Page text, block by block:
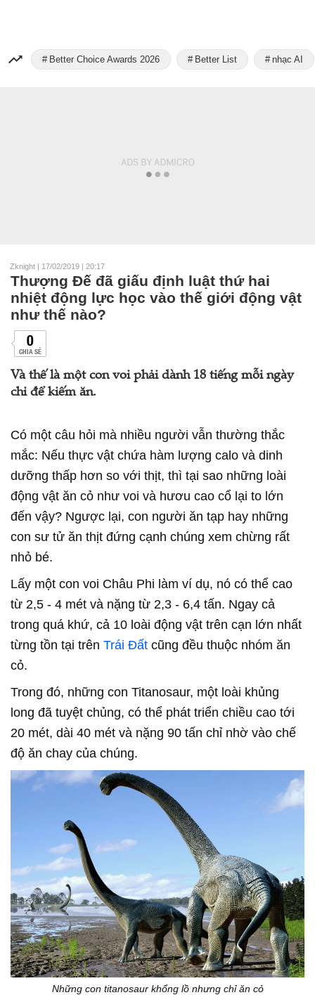
Better Choice Awards 2026 Better List nhạc AI
Zknight | 17/02/2019 | 20:17
Thượng Đế đã giấu định luật thứ hai
nhiệt động lực học vào thế giới động vật
như thế nào?
0
CHIA SẺ
Và thế là một con voi phải dành 18 tiếng mỗi ngày
chỉ để kiếm ăn.
Có một câu hỏi mà nhiều người vẫn thường thắc
mắc: Nếu thực vật chứa hàm lượng calo và dinh
dưỡng thấp hơn so với thịt, thì tại sao những loài
động vật ăn cỏ như voi và hươu cao cổ lại to lớn
đến vậy? Ngược lại, con người ăn tạp hay những
con sư tử ăn thịt đứng cạnh chúng xem chừng rất
nhỏ bé.
Lấy một con voi Châu Phi làm ví dụ, nó có thể cao
từ 2,5 - 4 mét và nặng từ 2,3 - 6,4 tấn. Ngay cả
trong quá khứ, cả 10 loài động vật trên cạn lớn nhất
từng tồn tại trên Trái Đất cũng đều thuộc nhóm ăn
cỏ.
Trong đó, những con Titanosaur, một loài khủng
long đã tuyệt chủng, có thể phát triển chiều cao tới
20 mét, dài 40 mét và nặng 90 tấn chỉ nhờ vào chế
độ ăn chay của chúng.
Những con titanosaur khổng lồ nhưng chỉ ăn cỏ